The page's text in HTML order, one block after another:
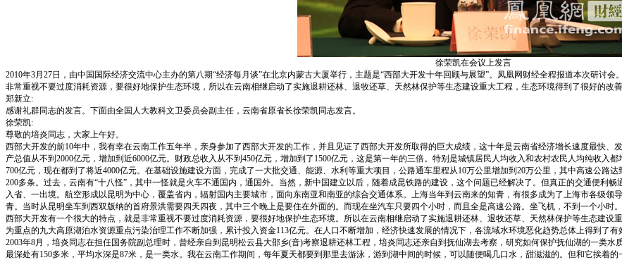
徐荣凯在会议上发言
2010年3月27日，由中国国际经济交流中心主办的第八期“经济每月谈”在北京内蒙古大厦举行，主题是“西部大开发十年回顾与展望”。凤凰网财经全程报道本次研讨
非常重视不要过度消耗资源，要很好地保护生态环境，所以在云南相继启动了实施退耕还林、退牧还草、天然林保护等生态建设重大工程，生态环境得到了很好的改
郑新立:
感谢礼群同志的发言。下面由全国人大教科文卫委员会副主任，云南省原省长徐荣凯同志发言。
徐荣凯:
尊敬的培炎同志，大家上午好。
西部大开发的前10年中，我有幸在云南工作五年半，亲身参加了西部大开发的工作，并且见证了西部大开发所取得的巨大成绩，这十年是云南省经济增长速度最快
产总值从不到2000亿元，增加到近6000亿元。财政总收入从不到450亿元，增加到了1500亿元，这是第一年的三倍。特别是城镇居民人均收入和农村农民人均纯收入
700亿元，现在都到了将近4000亿元。在基础设施建设方面，完成了一大批交通、能源、水利等重大项目，公路通车里程从10万公里增加到20万公里，其中高速公路
200多条。过去，云南有“十八怪”，其中一怪就是火车不通国内，通国外。当然，新中国建立以后，随着成昆铁路的建设，这个问题已经解决了。但真正的交通便利
入省、一出境。航空形成以昆明为中心，覆盖省内，辐射国内主要城市，面向东南亚和南亚的综合交通体系。上海当年到云南来的知青，有很多成为了上海市各级
青。当时从昆明坐车到西双版纳的首府景洪需要四天四夜，其中三个晚上是要住在外面的。而现在坐汽车只要四个小时，而且全是高速公路。坐飞机，不到一个小
西部大开发有一个很大的特点，就是非常重视不要过度消耗资源，要很好地保护生态环境。所以在云南相继启动了实施退耕还林、退牧还草、天然林保护等生态建
为重点的九大高原湖泊水资源重点污染治理工作不断加强，累计投入资金113亿元。在人口不断增加，经济快速发展的情况下，各流域水环境恶化趋势总体上得到了有
2003年8月，培炎同志在担任国务院副总理时，曾经亲自到昆明松云县大邵乡(音)考察退耕还林工程，培炎同志还亲自到抚仙湖去考察，研究如何保护抚仙湖的一类
最深处有150多米，平均水深是87米，是一类水。我在云南工作期间，每年夏天都要到那里去游泳，游到湖中间的时候，可以随便喝几口水，甜滋滋的。但和它挨着